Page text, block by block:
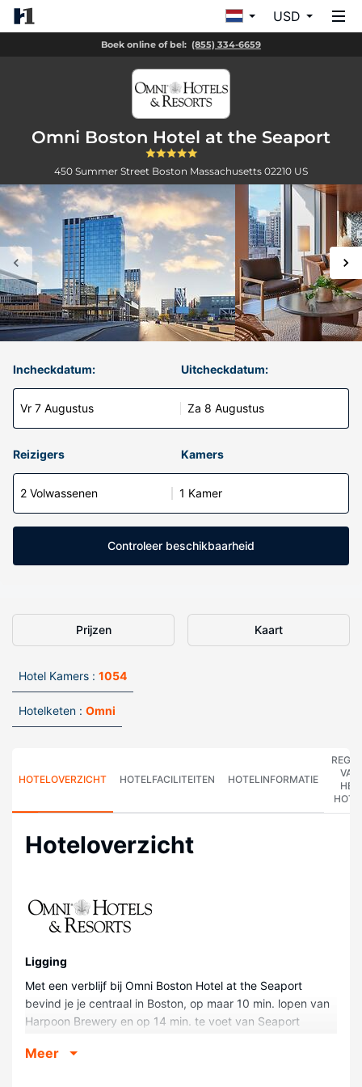
USD
Boek online of bel: (855) 334-6659
Omni Boston Hotel at the Seaport
450 Summer Street Boston Massachusetts 02210 US
Incheckdatum:
Vr 7 Augustus
Uitcheckdatum:
Za 8 Augustus
Reizigers Kamers
2 Volwassenen 1 Kamer
Controleer beschikbaarheid
Prijzen Kaart
Hotel Kamers : 1054
Hotelketen : Omni
HOTELOVERZICHT HOTELFACILITEITEN HOTELINFORMATIE
VAN
HET
Hoteloverzicht
Ligging
Met een verblijf bij Omni Boston Hotel at the Seaport
bevind je je centraal in Boston, op maar 10 min. lopen van
Harpoon Brewery en op 14 min. te voet van Seaport
Tea Party Ship en op 1,6 km van Instituut voor
Meer